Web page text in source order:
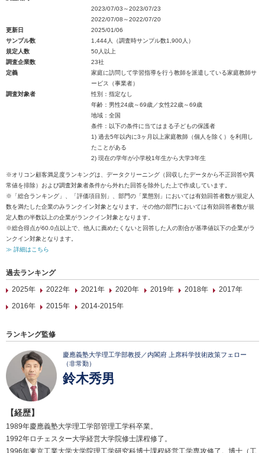
2023/07/03～2023/07/23
2022/07/08～2022/07/20
更新日
2025/01/06
サンプル数
1,444人（調査時サンプル数1,900人）
規定人数
50人以上
調査企業数
23社
定義
家庭に訪問して学習指導を行う教師を派遣している家庭教師サ
ービス（事業者）
調査対象者
性別：指定なし
年齢：男性24歳～69歳／女性22歳～69歳
地域：全国
条件：以下の条件に当てはまる子どもの保護者
1) 過去5年以内に3ヶ月以上家庭教師（個人を除く）を利用し
たことがある
2) 現在の学年が小学校1年生から大学3年生
※オリコン顧客満足度ランキングは、データクリーニング（回収したデータから不正回答や異
常値を排除）および調査対象者条件から外れた回答を除外した上で作成しています。
※「総合ランキング」、「評価項目別」、部門の「業態別」においては有効回答者数が規定人
数を満たした企業のみランクイン対象となります。その他の部門においては有効回答者数が規
定人数の半数以上の企業がランクイン対象となります。
※総合得点が60.0点以上で、他人に薦めたくないと回答した人の割合が基準値以下の企業がラ
ンクイン対象となります。
≫ 詳細はこちら
過去ランキング
2025年
2022年 2021年 2020年 2019年 2018年
2017年
2016年
2015年 2014-2015年
ランキング監修
慶應義塾大学理工学部教授／内閣府 上席科学技術政策フェロー
（非常勤）
鈴木秀男
【経歴】
1989年慶應義塾大学理工学部管理工学科卒業。
1992年ロチェスター大学経営大学院修士課程修了。
1996年東京工業大学大学院理工学研究科博士課程経営工学専攻修了。博士（工